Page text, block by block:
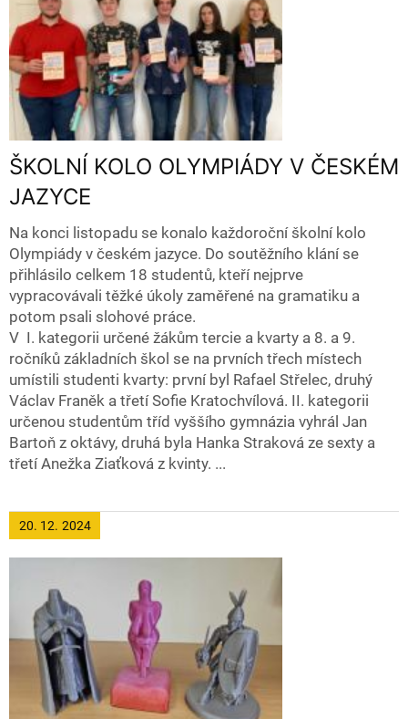
ŠKOLNÍ KOLO OLYMPIÁDY V ČESKÉM
JAZYCE
Na konci listopadu se konalo každoroční školní kolo
Olympiády v českém jazyce. Do soutěžního klání se
přihlásilo celkem 18 studentů, kteří nejprve
vypracovávali těžké úkoly zaměřené na gramatiku a
potom psali slohové práce.
V I. kategorii určené žákům tercie a kvarty a 8. a 9.
ročníků základních škol se na prvních třech místech
umístili studenti kvarty: první byl Rafael Střelec, druhý
Václav Franěk a třetí Sofie Kratochvílová. II. kategorii
určenou studentům tříd vyššího gymnázia vyhrál Jan
Bartoň z oktávy, druhá byla Hanka Straková ze sexty a
třetí Anežka Ziaťková z kvinty. ...
20. 12. 2024